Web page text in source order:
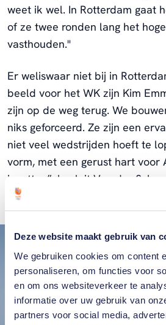
Deze website maakt gebruik van
We gebruiken cookies om content
personaliseren, om functies voor
en om ons websiteverkeer te
informatie over uw gebruik van
partners voor social media,
weet ik wel. In Rotterdam gaat
of ze twee ronden lang het
vasthouden."
Er weliswaar niet bij in
beeld voor het WK zijn Kim
zijn op de weg terug. We
niks geforceerd. Ze zijn een
niet veel wedstrijden hoeft te
vorm, met een gerust hart voor
inzetten”, besluit Van der Schans.